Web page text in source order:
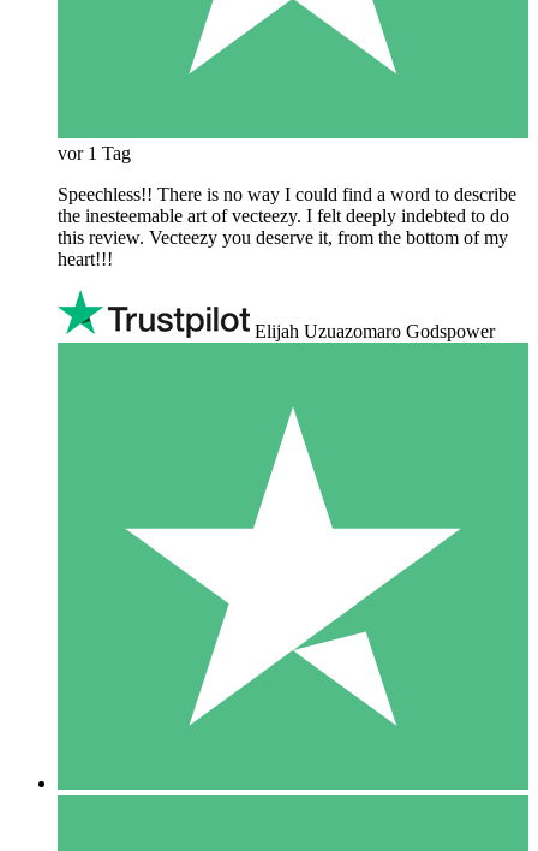
vor 1 Tag
Speechless!! There is no way I could find a word to describe
the inesteemable art of vecteezy. I felt deeply indebted to do
this review. Vecteezy you deserve it, from the bottom of my
heart!!!
Elijah Uzuazomaro Godspower